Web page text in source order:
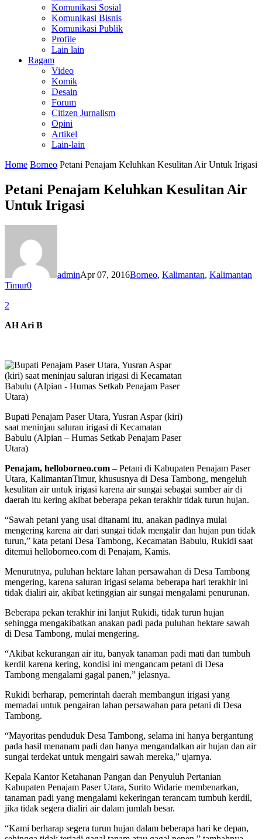
Komunikasi Sosial
Komunikasi Bisnis
Komunikasi Publik
Profile
Lain lain
Ragam
Video
Komik
Desain
Forum
Citizen Jurnalism
Opini
Artikel
Lain-lain
Home Borneo Petani Penajam Keluhkan Kesulitan Air Untuk Irigasi
Petani Penajam Keluhkan Kesulitan Air
Untuk Irigasi
adminApr 07, 2016Borneo, Kalimantan, Kalimantan
Timur0
2
AH Ari B
Bupati Penajam Paser Utara, Yusran Aspar (kiri)
saat meninjau saluran irigasi di Kecamatan
Babulu (Alpian – Humas Setkab Penajam Paser
Utara)
Penajam, helloborneo.com – Petani di Kabupaten Penajam Paser
Utara, KalimantanTimur, khususnya di Desa Tambong, mengeluh
kesulitan air untuk irigasi karena air sungai sebagai sumber air di
daerah itu kering akibat beberapa pekan terakhir tidak turun hujan.
“Sawah petani yang usai ditanami itu, anakan padinya mulai
mengering karena air dari sungai tidak mengalir dan hujan pun tidak
turun,” kata petani Desa Tambong, Kecamatan Babulu, Rukidi saat
ditemui helloborneo.com di Penajam, Kamis.
Menurutnya, puluhan hektare lahan persawahan di Desa Tambong
mengering, karena saluran irigasi selama beberapa hari terakhir ini
tidak dialiri air, akibat ketinggian air sungai mengalami penurunan.
Beberapa pekan terakhir ini lanjut Rukidi, tidak turun hujan
sehingga mengakibatkan anakan padi pada puluhan hektare sawah
di Desa Tambong, mulai mengering.
“Akibat kekurangan air itu, banyak tanaman padi mati dan tumbuh
kerdil karena kering, kondisi ini mengancam petani di Desa
Tambong mengalami gagal panen,” jelasnya.
Rukidi berharap, pemerintah daerah membangun irigasi yang
memadai untuk pengairan lahan persawahan para petani di Desa
Tambong.
“Mayoritas penduduk Desa Tambong, selama ini hanya bergantung
pada hasil menanam padi dan hanya mengandalkan air hujan dan air
sungai terdekat untuk mengairi sawah mereka,” ujarnya.
Kepala Kantor Ketahanan Pangan dan Penyuluh Pertanian
Kabupaten Penajam Paser Utara, Surito Widarie membenarkan,
tanaman padi yang mengalami kekeringan terancam tumbuh kerdil,
jika tidak segera dialiri air dalam jumlah besar.
“Kami berharap segera turun hujan dalam beberapa hari ke depan,